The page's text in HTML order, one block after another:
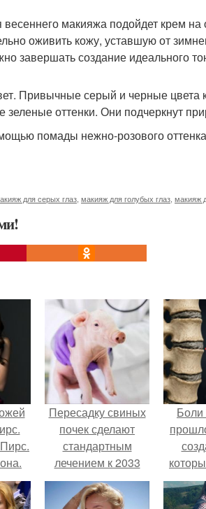
макияжа подойдет крем на
оживить кожу, уставшую от
завершать создание идеального
Привычные серый и черные
оттенки. Они подчеркнут
помады нежно-розового
для серых глаз макияж для голубых глаз макияж
Пересадку свиных
почек сделают
стандартным
лечением к 2033
году в Японии.
Боли